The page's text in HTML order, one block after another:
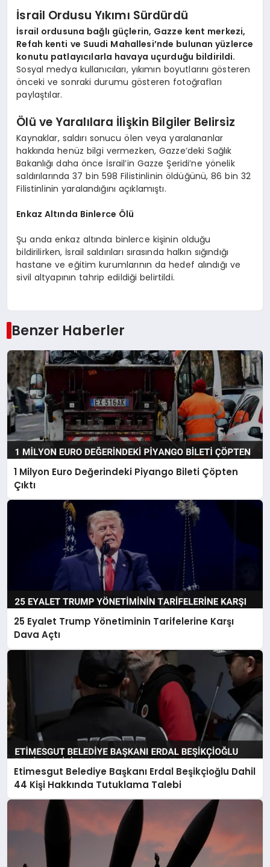
İsrail Ordusu Yıkımı Sürdürdü
İsrail ordusuna bağlı güçlerin, Gazze kent merkezi,
Refah kenti ve Suudi Mahallesi’nde bulunan yüzlerce
konutu patlayıcılarla havaya uçurduğu bildirildi.
Sosyal medya kullanıcıları, yıkımın boyutlarını gösteren
önceki ve sonraki durumu gösteren fotoğrafları
paylaştılar.
Ölü ve Yaralılara İlişkin Bilgiler Belirsiz
Kaynaklar, saldırı sonucu ölen veya yaralananlar
hakkında henüz bilgi vermezken, Gazze’deki Sağlık
Bakanlığı daha önce İsrail’in Gazze Şeridi’ne yönelik
saldırılarında 37 bin 598 Filistinlinin öldüğünü, 86 bin 32
Filistinlinin yaralandığını açıklamıştı.
Enkaz Altında Binlerce Ölü
Şu anda enkaz altında binlerce kişinin olduğu
bildirilirken, İsrail saldırıları sırasında halkın sığındığı
hastane ve eğitim kurumlarının da hedef alındığı ve
sivil altyapının tahrip edildiği belirtildi.
Benzer Haberler
1 Milyon Euro Değerindeki Piyango Bileti Çöpten
Çıktı
25 Eyalet Trump Yönetiminin Tarifelerine Karşı
Dava Açtı
Etimesgut Belediye Başkanı Erdal Beşikçioğlu Dahil
44 Kişi Hakkında Tutuklama Talebi